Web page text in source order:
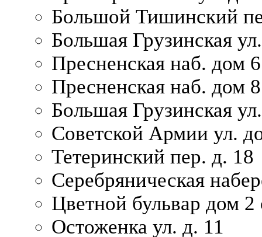
Большой Тишинский
Большая Грузинская
Пресненская наб. дом
Пресненская наб. дом 8
Большая Грузинская
Советской Армии ул.
Тетеринский пер. д. 18
Серебряническая
Цветной бульвар дом 2
Остоженка ул. д. 11